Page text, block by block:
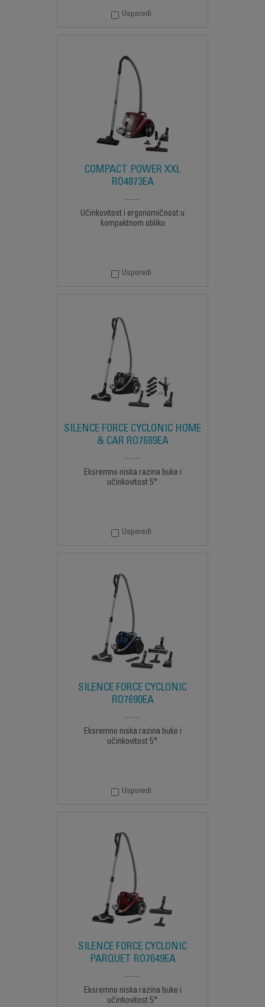
Usporedi
COMPACT POWER XXL
RO4873EA
Učinkovitost i ergonomičnost u
kompaktnom obliku
Usporedi
SILENCE FORCE CYCLONIC HOME
& CAR RO7689EA
Eksremno niska razina buke i
učinkovitost 5*
Usporedi
SILENCE FORCE CYCLONIC
RO7690EA
Eksremno niska razina buke i
učinkovitost 5*
Usporedi
SILENCE FORCE CYCLONIC
PARQUET RO7649EA
Eksremno niska razina buke i
učinkovitost 5*